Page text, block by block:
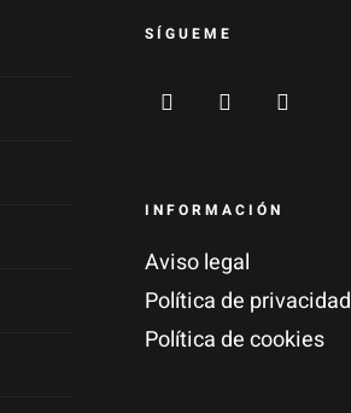
SÍGUEME
INFORMACIÓN
Aviso legal
Política de privacidad
Política de cookies